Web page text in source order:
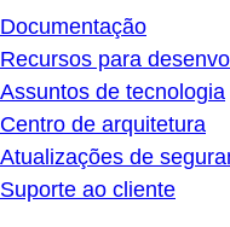
Documentação
Recursos para
Assuntos de tecnologia
Centro de arquitetura
Atualizações de
Suporte ao cliente